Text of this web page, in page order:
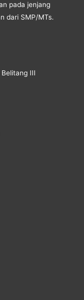
pada jenjang
dari SMP/MTs.
III